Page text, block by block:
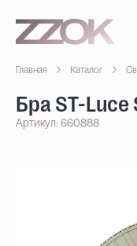
Главная Каталог
Бра ST-Luce
Артикул: 660888